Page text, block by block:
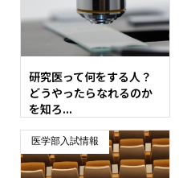
研究医って何をする人？
どうやったらなれるのか
を知ろ...
医学部入試情報